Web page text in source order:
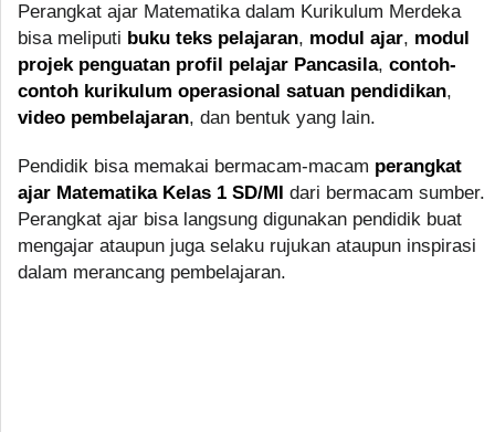
Perangkat ajar Matematika dalam Kurikulum Merdeka
bisa meliputi buku teks pelajaran, modul ajar, modul
projek penguatan profil pelajar Pancasila, contoh-
contoh kurikulum operasional satuan pendidikan,
video pembelajaran, dan bentuk yang lain.
Pendidik bisa memakai bermacam-macam perangkat
ajar Matematika Kelas 1 SD/MI
dari bermacam sumber.
Perangkat ajar bisa langsung digunakan pendidik buat
mengajar ataupun juga selaku rujukan ataupun inspirasi
dalam merancang pembelajaran.